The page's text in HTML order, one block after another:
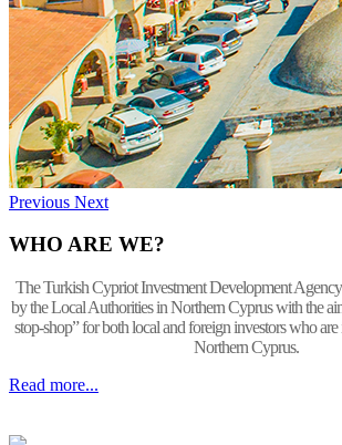
Previous Next
WHO ARE WE?
The Turkish Cypriot Investment Development
by the Local Authorities in Northern Cyprus with the
stop-shop” for both local and foreign investors who
Northern Cyprus.
Read more...